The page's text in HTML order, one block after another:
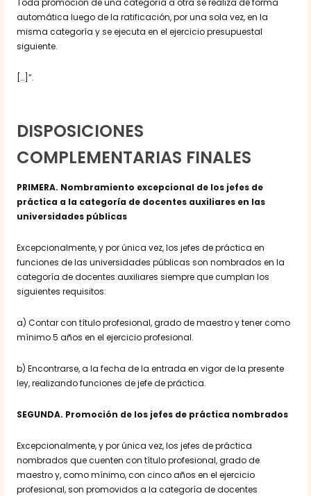
automática luego de la ratificación, por una sola vez, en la
misma categoría y se ejecuta en el ejercicio presupuestal
siguiente.
[…]”.
DISPOSICIONES
COMPLEMENTARIAS FINALES
PRIMERA. Nombramiento excepcional de los jefes de
práctica a la categoría de docentes auxiliares en las
universidades públicas
Excepcionalmente, y por única vez, los jefes de práctica en
funciones de las universidades públicas son nombrados en la
categoría de docentes auxiliares siempre que cumplan los
siguientes requisitos:
a) Contar con título profesional, grado de maestro y tener como
mínimo 5 años en el ejercicio profesional.
b) Encontrarse, a la fecha de la entrada en vigor de la presente
ley, realizando funciones de jefe de práctica.
SEGUNDA. Promoción de los jefes de práctica nombrados
Excepcionalmente, y por única vez, los jefes de práctica
nombrados que cuenten con título profesional, grado de
maestro y, como mínimo, con cinco años en el ejercicio
profesional, son promovidos a la categoría de docentes